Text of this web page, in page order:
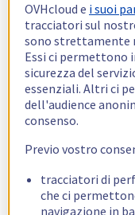
OVHcloud e i suoi
tracciatori sul
sono strettamente
Essi ci permettono
sicurezza del
essenziali. Altri ci
dell'audience
consenso.
Previo vostro
tracciatori di
che ci
navigazione in